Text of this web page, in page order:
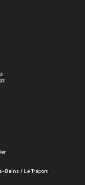
Bains / Le Tréport